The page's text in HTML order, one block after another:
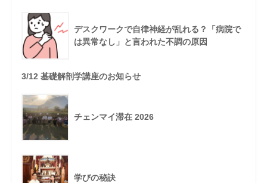
デスクワークで自律神経が乱れる？「病院で
は異常なし」と言われた不調の原因
3/12 基礎解剖学講座のお知らせ
チェンマイ滞在 2026
学びの秘訣